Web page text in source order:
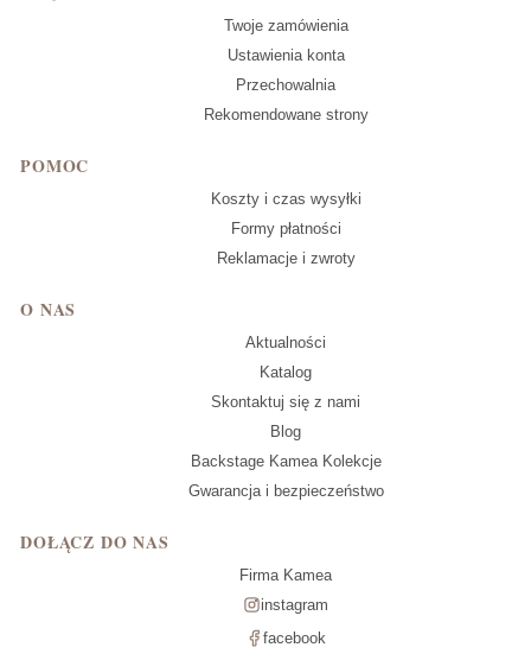
Twoje zamówienia
Ustawienia konta
Przechowalnia
Rekomendowane strony
POMOC
Koszty i czas wysyłki
Formy płatności
Reklamacje i zwroty
O NAS
Aktualności
Katalog
Skontaktuj się z nami
Blog
Backstage Kamea Kolekcje
Gwarancja i bezpieczeństwo
DOŁĄCZ DO NAS
Firma Kamea
instagram
facebook